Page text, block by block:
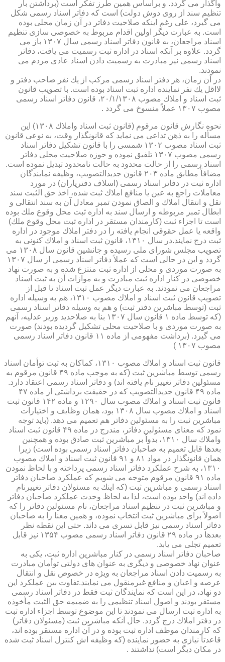
واگذار می گردد. و براساس همین طرز تفكر است (برداشتن بار
تنظیم سند از روی دوش دولت) است كه دفاتر اسناد رسمی شكل
می گیرد، علی رغم اینكه صلاحیت دفاتر در آن زمان محلی بوده
است. به عبارت دیگر اولین اقدام مربوط به خصوصی سازی تنظیم
اسناد مراجعان، به قانون دفاتر اسناد رسمی سال ۱۳۰۷ باز می
گردد. علاوه بر آنكه اسناد در اداره ثبت رسمیت می یافت، دفاتر
اسناد رسمی نیز مبادرت به رسمیت دادن اسناد عادی مردم می
نمودند.
در آن زمان، هر دفتر اسناد رسمی مركب از یك نفر صاحب دفتر و
لااقل یك نفر نماینده اداره ثبت اسناد بوده است. با تصویب قانون
ثبت اسناد و املاك مصوب ۲۰/۱/۱۳۰۸، قانون دفاتر اسناد رسمی
مصوب ۱۳۰۷ عملاً منسوخ می گردد .
نحوه نگارش قانون مرقوم (قانون ثبت اسناد واملاك ۱۳۰۸) این
مسأله را به ذهن تداعی می نماید كه قانونگذار وقت، به نوعی قانون
ثبت اسناد مصوب ۱۳۰۲ شمسی را با قانون تشكیل دفاتر اسناد
رسمی مصوب ۱۳۰۷ تلفیق نموده و حوزه صلاحیت محلی دفاتر
اسناد رسمی را از حالت محدود به حالت نامحدود تبدیل نموده است.
مضافاً مطابق ماده ۲۰۳ قانون جدیدالتصویب، وظیفه نمایندگان
اداره ثبت در دفاتر اسناد رسمی (اسلاف دفتریاران) در مورد
معاملات راجع به عین یا منافع املاك ثبت شده، اخذ حق الثبت سند
نقل و انتقال املاك و الصاق نمودن تمبر معادل آن به سند انتقالی و
ابطال تمبر مربوطه و ارسال سند به اداره ثبت محل وقوع ملك بوده
است تا اجزاء ثبت (كارمندان مستقر در اداره ثبت محل وقوع ملك)
واقعه یا عمل حقوقی انجام یافته را در دفتر املاك موجود در اداره
ثبت درج نمایند.در سال ۱۳۱۰، قانون ثبت اسناد و املاك كنونی به
تصویب مجلس شورای ملی رسیده و جانشین قانون سال ۱۳۰۸ می
گردد و این در حالی است كه عملاً دفاتر اسناد رسمی از سال ۱۳۰۷
به صورت موردی و محلی از اداره ثبت منتزع شده و به صورت نهاد
خصوصی در كنار اداره ثبت مبادرت و به موازات آن به ثبت اسناد
مراجعان می نمودند. به عبارت دیگر عمل ثبت اسناد تا قبل از
تصویب قانون ثبت اسناد و املاك مصوب ۱۳۱۰، هم به وسیله اداره
ثبت (توسط مباشرین دفتر ثبت) و هم به وسیله دفاتر اسناد رسمی
(كه توسط ماده ۱ قانون سال ۱۳۰۷ بنا به صلاحدید وزیر عدلیه، آنهم
به صورت موردی و با صلاحیت محلی تشكیل گردیده بودند) صورت
می گیرد. (برداشت مفهومی از ماده ۱۱ قانون دفاتر اسناد رسمی
مصوب ۱۳۰۷ )
قانون ثبت اسناد و املاك مصوب ۱۳۱۰، كماكان به ثبت توأمان اسناد
رسمی توسط مباشرین ثبت (كه به موجب ماده ۴۹ قانون مرقوم به
مسئولین دفاتر تغییر نام یافته اند) و دفاتر اسناد رسمی اعتقاد دارد.
ماده ۴۹ قانون جدیدالتصویب كه در حقیقت برداشتی از ماده ۴۷
قانون ثبت اسناد و املاك مصوب سال ۱۲۹۰ و ماده ۱۴۲ قانون ثبت
اسناد و املاك مصوب سال ۱۳۰۸ بود، همان وظایف و اختیارات
مباشرین ثبت را به مسئولین دفاتر هم تعمیم می دهد. (باید توجه
نمود كه معنای مسئولین دفاتر، مندرج در ماده ۴۹ قانون ثبت اسناد
واملاك سال ۱۳۱۰، بدواً بر مباشرین ثبت صادق بوده و همچنین
بعدها قابل تعمیم به صاحبان دفاتر اسناد رسمی بوده است) زیرا
همان قانونگذار در مواد ۸۱ و ۹۱ قانون ثبت اسناد و املاك مصوب
۱۳۱۰، به شرح عملكرد دفاتر اسناد رسمی پرداخته و با لحاظ نمودن
ماده ۹۱ قانون مرقوم متوجه می شویم كه عملكرد صاحبان دفاتر
اسناد رسمی و مباشرین ثبت (كه اینك به مسئولان دفاتر تغییرنام
داده اند) واحد بوده است، لذا به لحاظ وحدت عملكرد صاحبان دفاتر
و مباشرین ثبت در تنظیم اسناد مراجعان، نام مسئولین دفاتر را كه
اصولاً برای مباشرین ثبت انتخاب نموده، و همین معنا را به صاحبان
دفاتر اسناد رسمی نیز قابل تسری می داند. حتی این نقطه نظر
بعدها در ماده ۲۹ قانون دفاتر اسناد رسمی مصوب ۱۳۵۴ نیز قابل
تعمیم تجلی می یابد.
صاحبان دفاتر اسناد رسمی در كنار مباشرین اداره ثبت، یكی به
عنوان نهاد خصوصی و دیگری به عنوان های دولتی توأمان مبادرت
به رسمیت دادن اسناد مراجعان به ویژه در خصوص نقل و انتقال
عرصه و اعیان و منافع غیرمنقول می نمایند.تفاوت بین عملكرد این
دو نهاد، در این است كه نمایندگان ثبت فقط در دفاتر اسناد رسمی
مستقر بودند و اصول اسناد تنظیمی را به ضمیمه حق الثبت مأخوذه
به اداره ثبت ارسال می نمودند تا این موضوع توسط اجزاء اداره ثبت
در دفتر املاك درج گردد. حال آنكه مباشرین ثبت (مسئولان دفاتر)
كه كارمندان موظف اداره ثبت بوده و در آن اداره مستقر بوده اند،
قاعدتاً نیازی به حضور نماینده (كه وظیفه اش كنترل اسناد ثبت شده
در مكان دیگر است) نداشتند .